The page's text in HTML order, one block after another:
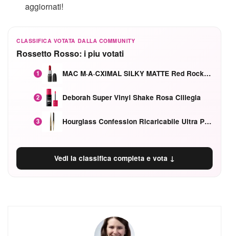
aggiornati!
CLASSIFICA VOTATA DALLA COMMUNITY
Rossetto Rosso: i piu votati
1 MAC M·A·CXIMAL SILKY MATTE Red Rock mat
2 Deborah Super Vinyl Shake Rosa Ciliegia
3 Hourglass Confession Ricaricabile Ultra Preciso Ad Alta Intensità Secretly Classic Red
Vedi la classifica completa e vota ↓